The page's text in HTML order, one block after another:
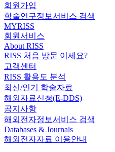
회원가입
학술연구정보서비스 검색
MYRISS
회원서비스
About RISS
RISS 처음 방문 이세요?
고객센터
RISS 활용도 분석
최신/인기 학술자료
해외자료신청(E-DDS)
공지사항
해외전자정보서비스 검색
Databases & Journals
해외전자자료 이용안내